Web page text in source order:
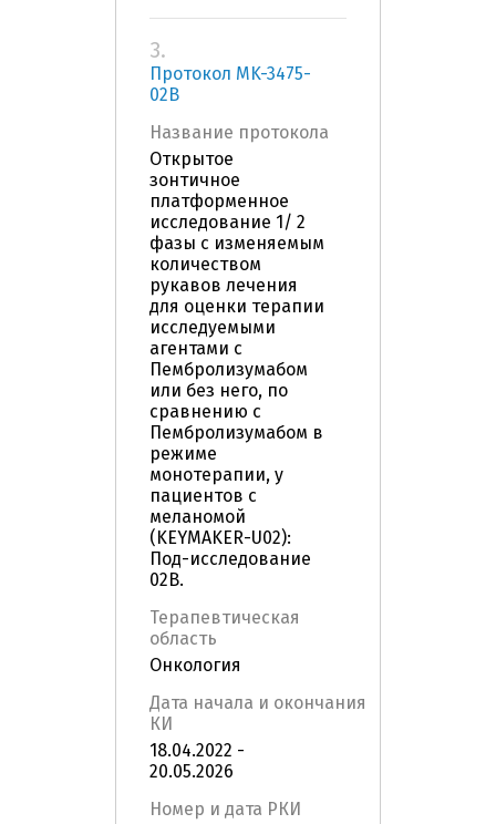
3.
Протокол MK-3475-
02B
Название протокола
Открытое
зонтичное
платформенное
исследование 1/ 2
фазы с изменяемым
количеством
рукавов лечения
для оценки терапии
исследуемыми
агентами с
Пембролизумабом
или без него, по
сравнению с
Пембролизумабом в
режиме
монотерапии, у
пациентов с
меланомой
(KEYMAKER-U02):
Под-исследование
02B.
Терапевтическая
область
Онкология
Дата начала и окончания
КИ
18.04.2022 -
20.05.2026
Номер и дата РКИ